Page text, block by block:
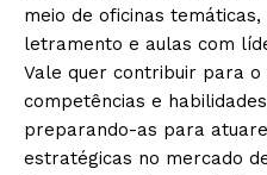
meio de oficinas
letramento e aulas com
Vale quer contribuir para
competências e
preparando-as para
estratégicas no mercado